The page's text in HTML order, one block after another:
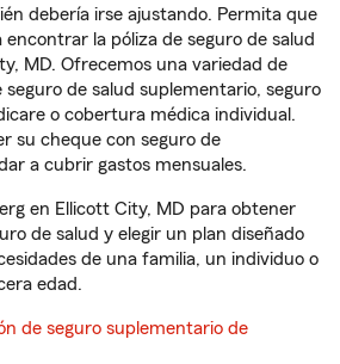
debería irse ajustando. Permita que
la póliza de seguro de salud
MD. Ofrecemos una variedad de
seguro de salud suplementario, seguro
o cobertura médica individual.
su cheque con seguro de
a cubrir gastos mensuales.
en Ellicott City, MD para obtener
de salud y elegir un plan diseñado
de una familia, un individuo o
edad.
de seguro suplementario de